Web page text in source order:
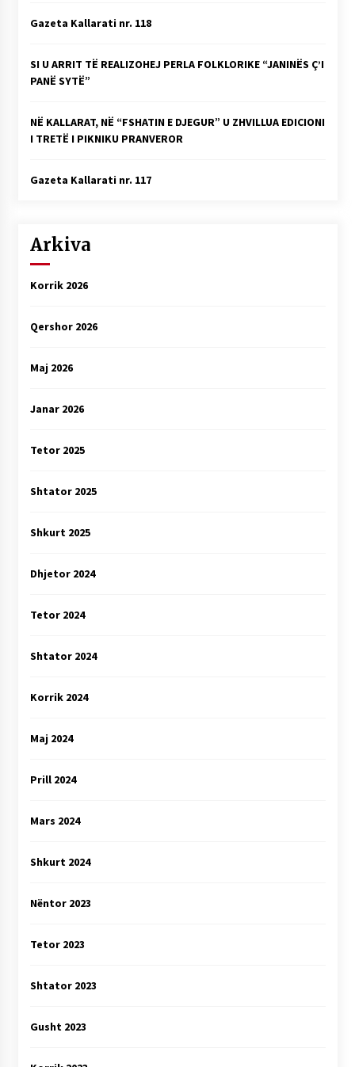
Gazeta Kallarati nr. 118
SI U ARRIT TË REALIZOHEJ PERLA FOLKLORIKE “JANINËS Ç’I
PANË SYTË”
NË KALLARAT, NË “FSHATIN E DJEGUR” U ZHVILLUA EDICIONI
I TRETË I PIKNIKU PRANVEROR
Gazeta Kallarati nr. 117
Arkiva
Korrik 2026
Qershor 2026
Maj 2026
Janar 2026
Tetor 2025
Shtator 2025
Shkurt 2025
Dhjetor 2024
Tetor 2024
Shtator 2024
Korrik 2024
Maj 2024
Prill 2024
Mars 2024
Shkurt 2024
Nëntor 2023
Tetor 2023
Shtator 2023
Gusht 2023